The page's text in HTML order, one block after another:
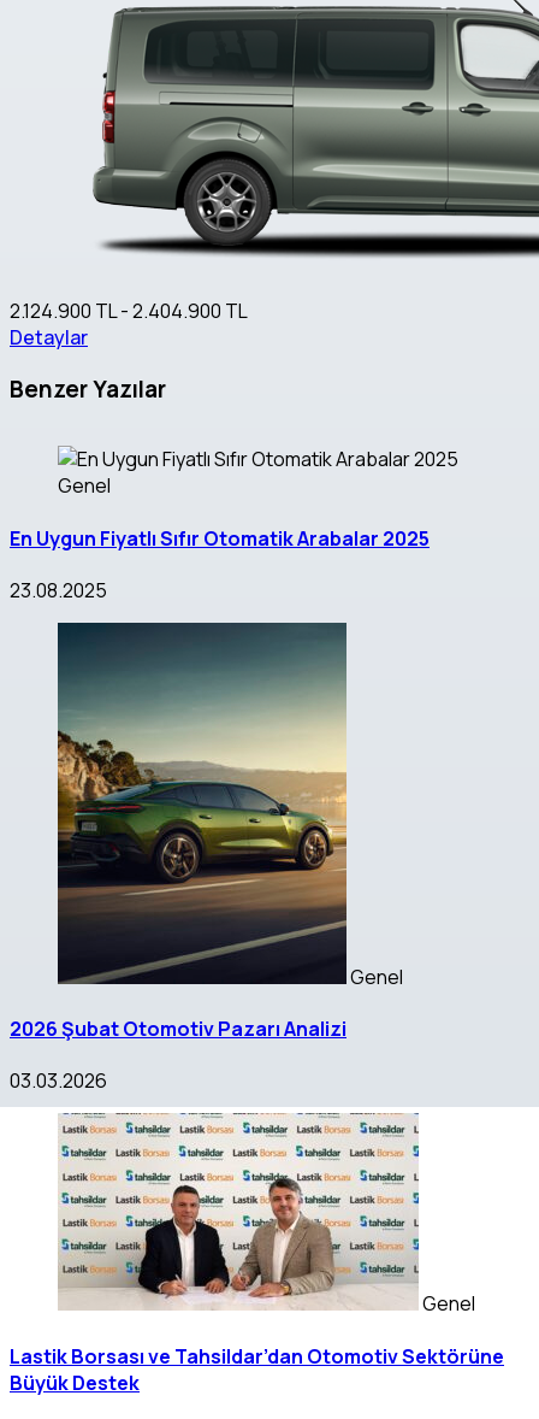
2.124.900 TL - 2.404.900 TL
Detaylar
Benzer Yazılar
Genel
En Uygun Fiyatlı Sıfır Otomatik Arabalar 2025
23.08.2025
Genel
2026 Şubat Otomotiv Pazarı Analizi
03.03.2026
Genel
Lastik Borsası ve Tahsildar’dan Otomotiv Sektörüne
Büyük Destek